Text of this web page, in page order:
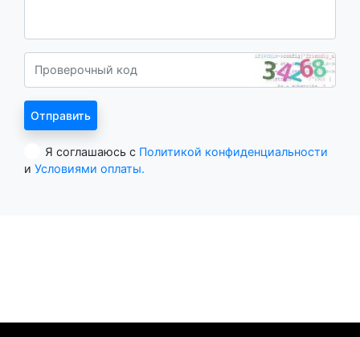
Я соглашаюсь с Политикой конфиденциальности
и Условиями оплаты.